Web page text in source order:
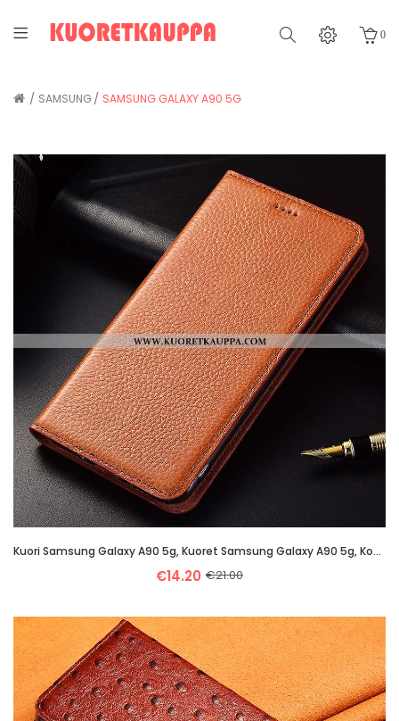
0
SAMSUNG SAMSUNG GALAXY A90 5G
Kuori Samsung Galaxy A90 5g, Kuoret Samsung Galaxy A90 5g, Kotelo Samsung Galaxy A90 5g Nahkakuori P
€14.20 €21.00